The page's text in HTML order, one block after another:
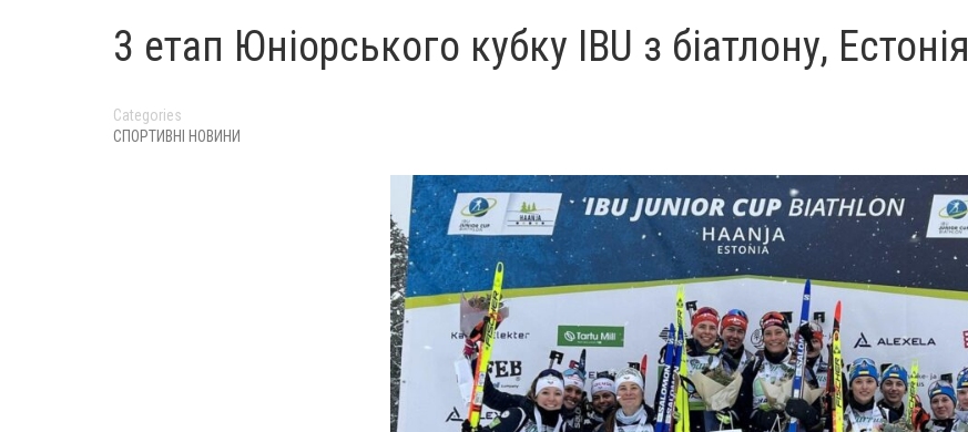
3 етап Юніорського кубку IBU з біатлону, Естонія
Categories
СПОРТИВНІ НОВИНИ